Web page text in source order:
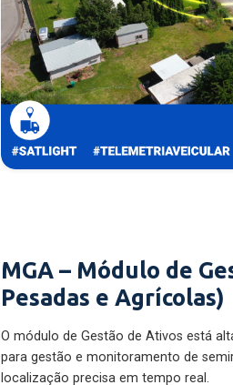
MGA – Módulo de
Pesadas e Agrícolas)
O módulo de Gestão de Ativos está
para gestão e monitoramento de
localização precisa em tempo real.